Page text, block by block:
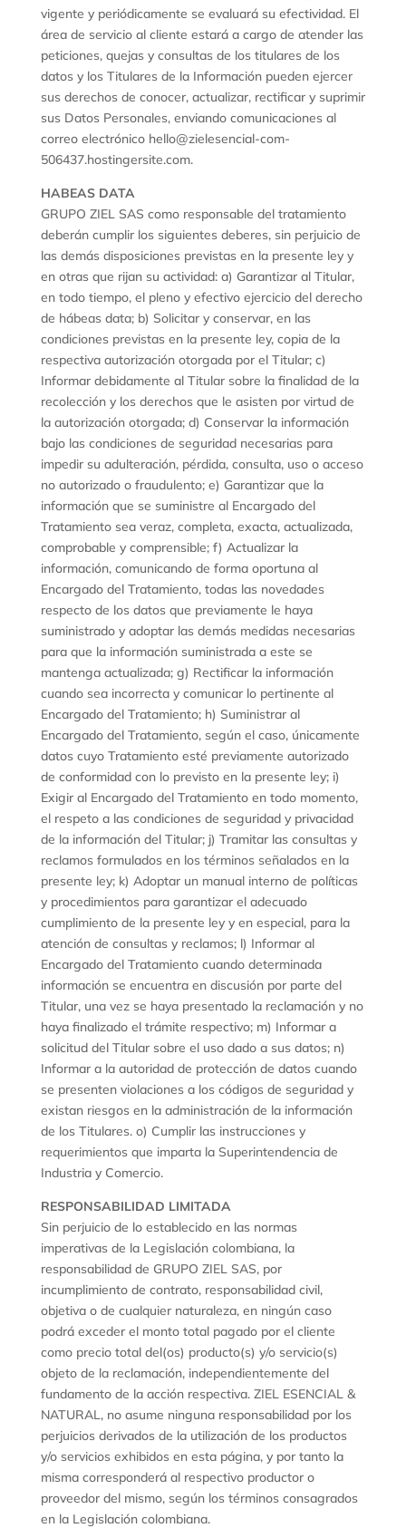
vigente y periódicamente se evaluará su efectividad. El
área de servicio al cliente estará a cargo de atender las
peticiones, quejas y consultas de los titulares de los
datos y los Titulares de la Información pueden ejercer
sus derechos de conocer, actualizar, rectificar y suprimir
sus Datos Personales, enviando comunicaciones al
correo electrónico hello@zielesencial-com-
506437.hostingersite.com.
HABEAS DATA
GRUPO ZIEL SAS como responsable del tratamiento
deberán cumplir los siguientes deberes, sin perjuicio de
las demás disposiciones previstas en la presente ley y
en otras que rijan su actividad: a) Garantizar al Titular,
en todo tiempo, el pleno y efectivo ejercicio del derecho
de hábeas data; b) Solicitar y conservar, en las
condiciones previstas en la presente ley, copia de la
respectiva autorización otorgada por el Titular; c)
Informar debidamente al Titular sobre la finalidad de la
recolección y los derechos que le asisten por virtud de
la autorización otorgada; d) Conservar la información
bajo las condiciones de seguridad necesarias para
impedir su adulteración, pérdida, consulta, uso o acceso
no autorizado o fraudulento; e) Garantizar que la
información que se suministre al Encargado del
Tratamiento sea veraz, completa, exacta, actualizada,
comprobable y comprensible; f) Actualizar la
información, comunicando de forma oportuna al
Encargado del Tratamiento, todas las novedades
respecto de los datos que previamente le haya
suministrado y adoptar las demás medidas necesarias
para que la información suministrada a este se
mantenga actualizada; g) Rectificar la información
cuando sea incorrecta y comunicar lo pertinente al
Encargado del Tratamiento; h) Suministrar al
Encargado del Tratamiento, según el caso, únicamente
datos cuyo Tratamiento esté previamente autorizado
de conformidad con lo previsto en la presente ley; i)
Exigir al Encargado del Tratamiento en todo momento,
el respeto a las condiciones de seguridad y privacidad
de la información del Titular; j) Tramitar las consultas y
reclamos formulados en los términos señalados en la
presente ley; k) Adoptar un manual interno de políticas
y procedimientos para garantizar el adecuado
cumplimiento de la presente ley y en especial, para la
atención de consultas y reclamos; l) Informar al
Encargado del Tratamiento cuando determinada
información se encuentra en discusión por parte del
Titular, una vez se haya presentado la reclamación y no
haya finalizado el trámite respectivo; m) Informar a
solicitud del Titular sobre el uso dado a sus datos; n)
Informar a la autoridad de protección de datos cuando
se presenten violaciones a los códigos de seguridad y
existan riesgos en la administración de la información
de los Titulares. o) Cumplir las instrucciones y
requerimientos que imparta la Superintendencia de
Industria y Comercio.
RESPONSABILIDAD LIMITADA
Sin perjuicio de lo establecido en las normas
imperativas de la Legislación colombiana, la
responsabilidad de GRUPO ZIEL SAS, por
incumplimiento de contrato, responsabilidad civil,
objetiva o de cualquier naturaleza, en ningún caso
podrá exceder el monto total pagado por el cliente
como precio total del(os) producto(s) y/o servicio(s)
objeto de la reclamación, independientemente del
fundamento de la acción respectiva. ZIEL ESENCIAL &
NATURAL, no asume ninguna responsabilidad por los
perjuicios derivados de la utilización de los productos
y/o servicios exhibidos en esta página, y por tanto la
misma corresponderá al respectivo productor o
proveedor del mismo, según los términos consagrados
en la Legislación colombiana.